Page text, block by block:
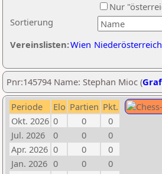
Sortierung
Nur
Vereinslisten:Wien Niederösterreich
Pnr:145794 Name: Stephan Mioc (
Periode Elo Partien Pkt.
Okt. 2026 0 0
0
Jul. 2026
0 0
0
Apr. 2026 0 0
0
Jan. 2026 0 0
0